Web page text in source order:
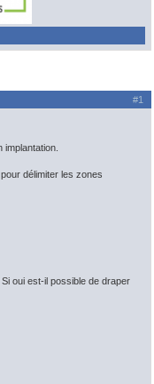
#1
délimiter les zones
oui est-il possible de draper